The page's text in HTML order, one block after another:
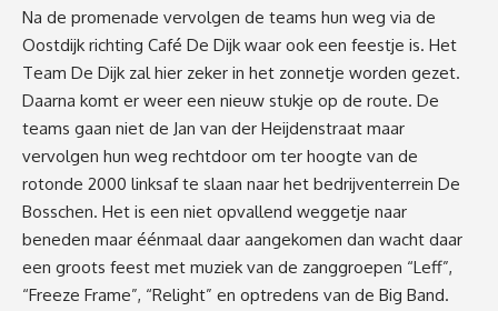
Na de promenade vervolgen de teams hun weg via de
Oostdijk richting Café De Dijk waar ook een feestje is. Het
Team De Dijk zal hier zeker in het zonnetje worden gezet.
Daarna komt er weer een nieuw stukje op de route. De
teams gaan niet de Jan van der Heijdenstraat maar
vervolgen hun weg rechtdoor om ter hoogte van de
rotonde 2000 linksaf te slaan naar het bedrijventerrein De
Bosschen. Het is een niet opvallend weggetje naar
beneden maar éénmaal daar aangekomen dan wacht daar
een groots feest met muziek van de zanggroepen “Leff”,
“Freeze Frame”, “Relight” en optredens van de Big Band.